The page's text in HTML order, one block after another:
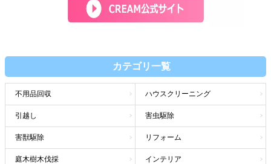
カテゴリ一覧
不用品回収 ハウスクリーニング
引越し 害虫駆除
害獣駆除 リフォーム
庭木樹木伐採 インテリア